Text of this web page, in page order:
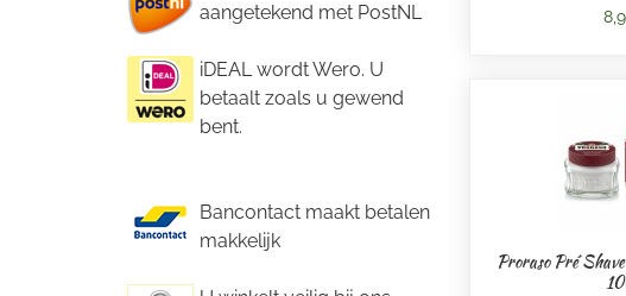
Proraso Pré
aangetekend met PostNL
iDEAL wordt Wero. U
betaalt zoals u gewend
bent.
Bancontact maakt betalen
makkelijk